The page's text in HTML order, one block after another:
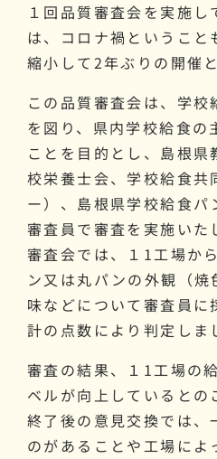
１回品質審査会を実施し
は、コロナ禍ということ
縮小して2年ぶりの開催
この品質審査会は、学
を図り、県内学校給食の
ことを目的とし、島根県
校栄養士会、学校給食共
ー）、島根県学校給食
審査員で審査を実施いた
審査会では、１1工場か
ン又は丸パンの外観（焼
味などについて審査員に
計の点数により判定しま
審査の結果、１1工場の
ベルが向上しているとの
終了後の意見交換では、
のがあることや工場によ